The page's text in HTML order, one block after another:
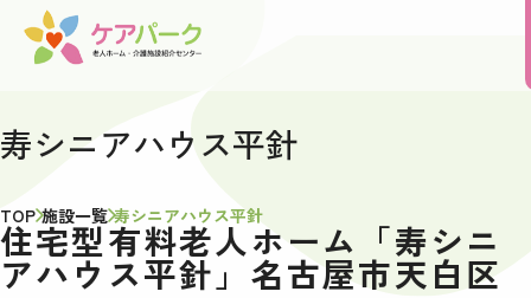
寿シニアハウス平針
TOP 施設一覧 寿シニアハウス平針
住宅型有料老人ホーム「寿シニ
アハウス平針」名古屋市天白区